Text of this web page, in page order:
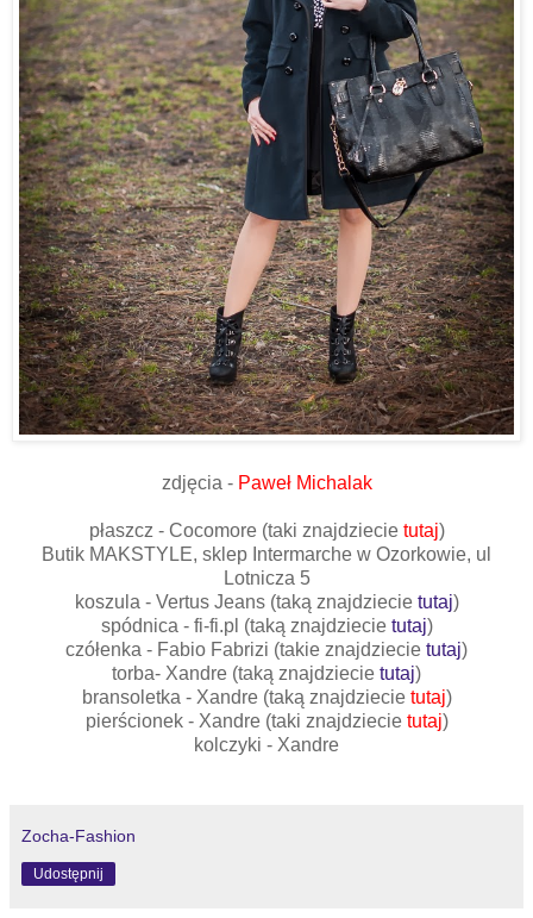
zdjęcia - Paweł Michalak
płaszcz - Cocomore (taki znajdziecietutaj)
Butik MAKSTYLE, sklep Intermarche w Ozorkowie, ul
Lotnicza 5
koszula - Vertus Jeans (taką znajdziecie tutaj)
spódnica - fi-fi.pl (taką znajdziecie tutaj)
czółenka - Fabio Fabrizi (takie znajdziecie tutaj)
torba- Xandre (taką znajdziecie tutaj)
bransoletka - Xandre (taką znajdziecie tutaj)
pierścionek - Xandre (taki znajdziecie tutaj)
kolczyki - Xandre
Zocha-Fashion
Udostępnij